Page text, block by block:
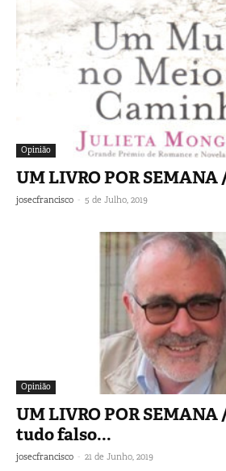
Opinião
UM LIVRO POR SEMANA
josecfrancisco - 5 de Julho, 2019
Opinião
UM LIVRO POR SEMANA
tudo falso...
josecfrancisco - 21 de Junho, 2019